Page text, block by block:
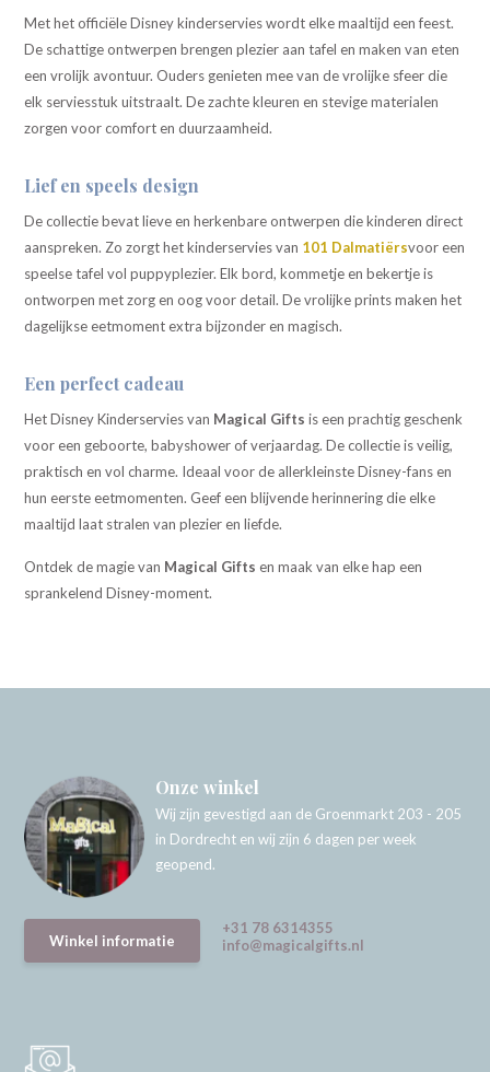
Met het officiële Disney kinderservies wordt elke maaltijd een feest.
De schattige ontwerpen brengen plezier aan tafel en maken van eten
een vrolijk avontuur. Ouders genieten mee van de vrolijke sfeer die
elk serviesstuk uitstraalt. De zachte kleuren en stevige materialen
zorgen voor comfort en duurzaamheid.
Lief en speels design
De collectie bevat lieve en herkenbare ontwerpen die kinderen direct
aanspreken. Zo zorgt het kinderservies van 101 Dalmatiërsvoor een
speelse tafel vol puppyplezier. Elk bord, kommetje en bekertje is
ontworpen met zorg en oog voor detail. De vrolijke prints maken het
dagelijkse eetmoment extra bijzonder en magisch.
Een perfect cadeau
Het Disney Kinderservies van Magical Gifts is een prachtig geschenk
voor een geboorte, babyshower of verjaardag. De collectie is veilig,
praktisch en vol charme. Ideaal voor de allerkleinste Disney-fans en
hun eerste eetmomenten. Geef een blijvende herinnering die elke
maaltijd laat stralen van plezier en liefde.
Ontdek de magie van Magical Gifts en maak van elke hap een
sprankelend Disney-moment.
Onze winkel
Wij zijn gevestigd aan de Groenmarkt 203 - 205
in Dordrecht en wij zijn 6 dagen per week
geopend.
Winkel informatie
+31 78 6314355
info@magicalgifts.nl